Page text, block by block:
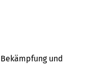
und